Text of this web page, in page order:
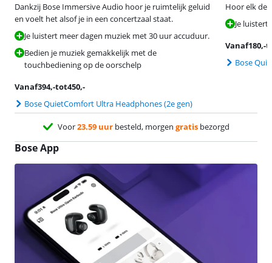
Dankzij Bose Immersive Audio hoor je ruimtelijk geluid
en voelt het alsof je in een concertzaal staat.
Je luistert meer dagen muziek met 30 uur accuduur.
Bedien je muziek gemakkelijk met de
touchbediening op de oorschelp
Vanaf394,-tot450,-
Bose QuietComfort Ultra Headphones (2e gen)
Hoor elk
Je luistert
Vanaf180,-
Bose
Voor23.59 uurbesteld, morgen gratisbezorgd
Bose App